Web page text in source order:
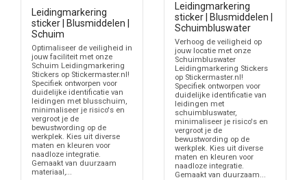
Leidingmarkering
sticker | Blusmiddelen |
Schuim
Optimaliseer de veiligheid in
jouw faciliteit met onze
Schuim Leidingmarkering
Stickers op Stickermaster.nl!
Specifiek ontworpen voor
duidelijke identificatie van
leidingen met blusschuim,
minimaliseer je risico's en
vergroot je de
bewustwording op de
werkplek. Kies uit diverse
maten en kleuren voor
naadloze integratie.
Gemaakt van duurzaam
materiaal,...
Leidingmarkering
sticker | Blusmiddelen |
Schuimbluswater
Verhoog de veiligheid op
jouw locatie met onze
Schuimbluswater
Leidingmarkering Stickers
op Stickermaster.nl!
Specifiek ontworpen voor
duidelijke identificatie van
leidingen met
schuimbluswater,
minimaliseer je risico's en
vergroot je de
bewustwording op de
werkplek. Kies uit diverse
maten en kleuren voor
naadloze integratie.
Gemaakt van duurzaam...